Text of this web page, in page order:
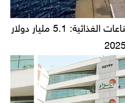
قفزة في صادرات الصناعات الغذائية: 5.1 مليار دولار